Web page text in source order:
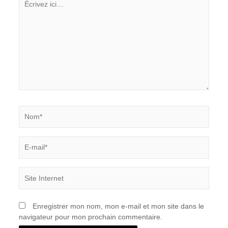
ici…
mail*
Internet
Enregistrer mon nom, mon e-mail et mon site dans le
navigateur pour mon prochain commentaire.